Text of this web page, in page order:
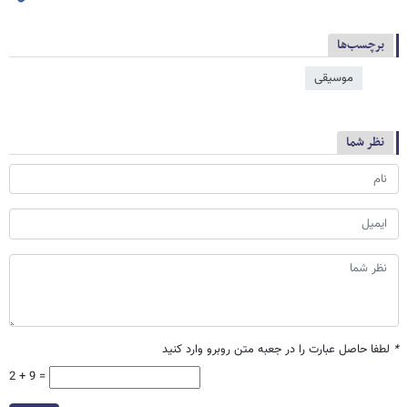
برچسب‌ها
موسیقی
نظر شما
* لطفا حاصل عبارت را در جعبه متن روبرو وارد کنید
2 + 9 =